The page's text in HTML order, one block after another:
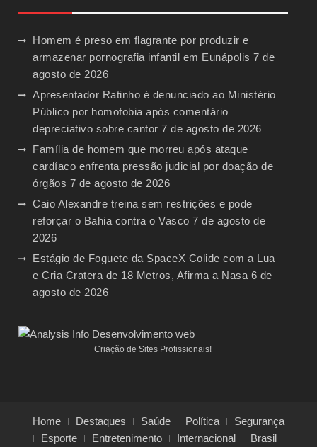
Homem é preso em flagrante por produzir e
armazenar pornografia infantil em Eunápolis 7 de
agosto de 2026
Apresentador Ratinho é denunciado ao Ministério
Público por homofobia após comentário
depreciativo sobre cantor 7 de agosto de 2026
Família de homem que morreu após ataque
cardíaco enfrenta pressão judicial por doação de
órgãos 7 de agosto de 2026
Caio Alexandre treina sem restrições e pode
reforçar o Bahia contra o Vasco 7 de agosto de
2026
Estágio de Foguete da SpaceX Colide com a Lua
e Cria Cratera de 18 Metros, Afirma a Nasa 6 de
agosto de 2026
Criação de Sites Profissionais!
Home Destaques Saúde Política
Segurança
Esporte
Entretenimento Internacional Brasil